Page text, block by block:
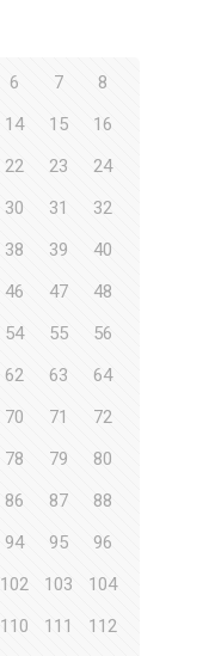
6 7
8
14 15
16
22 23
24
30 31
32
38 39
40
46 47
48
54 55
56
62 63
64
70 71
72
78 79
80
86 87
88
94 95
96
102 103
104
110 111
112